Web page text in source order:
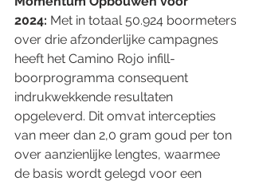
2024: Met in totaal 50.924 boormeters
over drie afzonderlijke campagnes
heeft het Camino Rojo infill-
boorprogramma consequent
indrukwekkende resultaten
opgeleverd. Dit omvat intercepties
van meer dan 2,0 gram goud per ton
over aanzienlijke lengtes, waarmee
de basis wordt gelegd voor een